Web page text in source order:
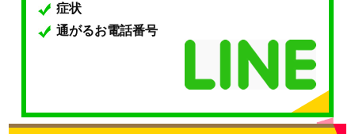
症状
通がるお電話番号